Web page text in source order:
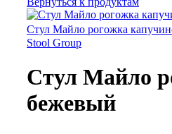
Стул Майло рогожка
Stool Group
Стул Майло
бежевый